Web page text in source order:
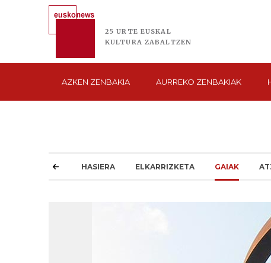
25 URTE EUSKAL
KULTURA ZABALTZEN
AZKEN ZENBAKIA AURREKO ZENBAKIAK
HASIERA ELKARRIZKETA GAIAK